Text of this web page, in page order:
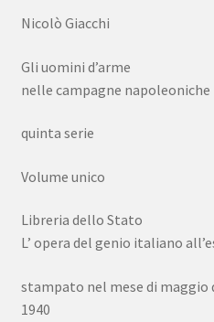
Nicolò Giacchi
Gli uomini d’arme
nelle campagne napoleoniche
quinta serie
Volume unico
Libreria dello Stato
L’ opera del genio italiano
stampato nel mese di maggio
1940